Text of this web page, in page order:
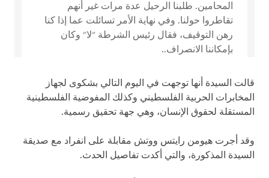
المحامين. طلبنا الرحيل عدة مرات غير أنهم
تقاطروا حولنا. وفي نهاية الأمر تسائلت عما إذا كنا
رهن التوقيف، فقال رئيس الشرطة "لا" وكان
بإمكاننا الانصراف..
قالت السيدة أنها توجهت في اليوم التالي بشكوى لجهاز
المخابرات الحربية الفلسطيني وكذلك المفوضية الفلسطينية
المستقلة لحقوق الإنسان، وهي جهة تحقيق رسمية.
وقد أجرت هيومن رايتس ووتش مقابلة على انفراد مع صديقة
السيدة المذكورة، والتي أكدت تفاصيل الحدث.